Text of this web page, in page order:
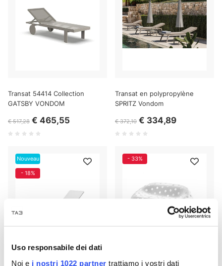
Uso responsabile dei dati
Noi e i nostri 1022 partner trattiamo i vostri dati
Transat 54414 Collection
GATSBY VONDOM
€ 517,28 € 465,55
Transat en polypropylène
SPRITZ Vondom
€ 372,10 € 334,89
Nouveau
- 18%
- 33%